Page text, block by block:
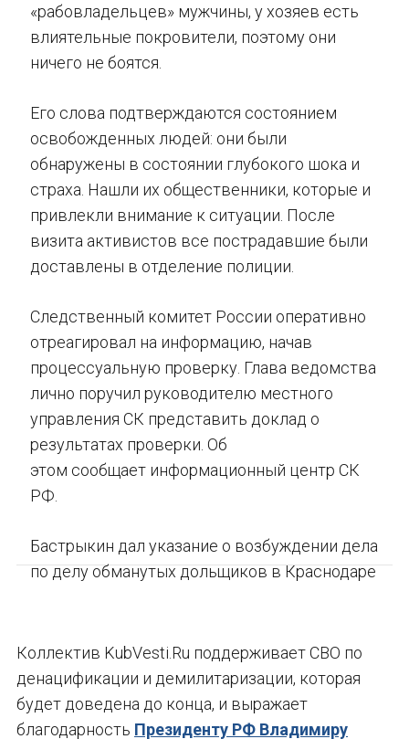
«рабовладельцев» мужчины, у хозяев есть
влиятельные покровители, поэтому они
ничего не боятся.
Его слова подтверждаются состоянием
освобожденных людей: они были
обнаружены в состоянии глубокого шока и
страха. Нашли их общественники, которые и
привлекли внимание к ситуации. После
визита активистов все пострадавшие были
доставлены в отделение полиции.
Следственный комитет России оперативно
отреагировал на информацию, начав
процессуальную проверку. Глава ведомства
лично поручил руководителю местного
управления СК представить доклад о
результатах проверки. Об
этом сообщает информационный центр СК
РФ.
Бастрыкин дал указание о возбуждении дела
по делу обманутых дольщиков в Краснодаре
Коллектив KubVesti.Ru поддерживает СВО по
денацификации и демилитаризации, которая
будет доведена до конца, и выражает
благодарность Президенту РФ Владимиру